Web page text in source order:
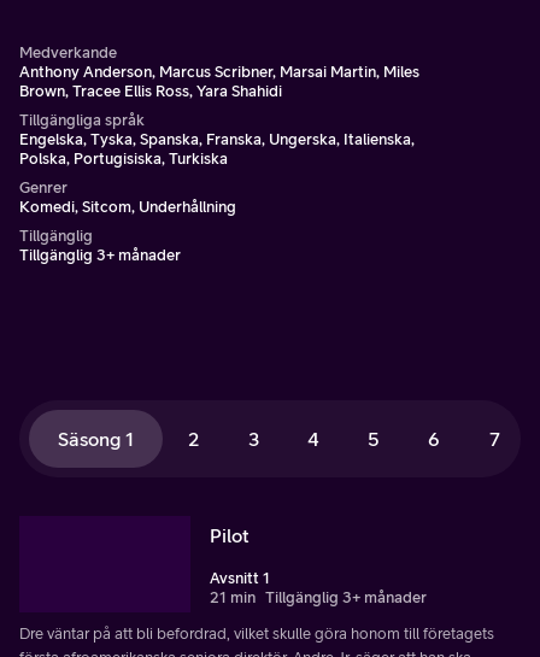
Medverkande
Anthony Anderson, Marcus Scribner, Marsai Martin, Miles
Brown, Tracee Ellis Ross, Yara Shahidi
Tillgängliga språk
Engelska, Tyska, Spanska, Franska, Ungerska, Italienska,
Polska, Portugisiska, Turkiska
Genrer
Komedi, Sitcom, Underhållning
Tillgänglig
Tillgänglig 3+ månader
Säsong 1 2 3 4 5 6 7
Pilot
Avsnitt 1
21 min Tillgänglig 3+ månader
Dre väntar på att bli befordrad, vilket skulle göra honom till företagets